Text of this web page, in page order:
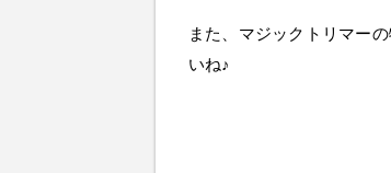
また、マジックトリマー
いね♪